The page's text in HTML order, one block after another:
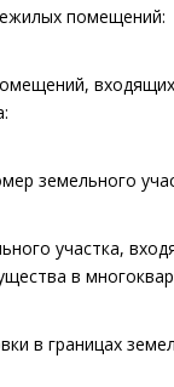
помещений:
входящих
земельного
участка,
в
в границах